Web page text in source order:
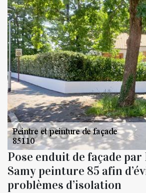
Pose enduit de façade
Samy peinture 85 afin
problèmes d’isolation